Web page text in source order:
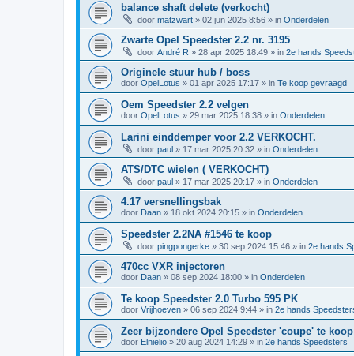
balance shaft delete (verkocht)
door matzwart » 02 jun 2025 8:56 » in Onderdelen
Zwarte Opel Speedster 2.2 nr. 3195
door André R » 28 apr 2025 18:49 » in 2e hands
Originele stuur hub / boss
door OpelLotus » 01 apr 2025 17:17 » in Te koop gevraagd
Oem Speedster 2.2 velgen
door OpelLotus » 29 mar 2025 18:38 » in Onderdelen
Larini einddemper voor 2.2 VERKOCHT.
door paul » 17 mar 2025 20:32 » in Onderdelen
ATS/DTC wielen ( VERKOCHT)
door paul » 17 mar 2025 20:17 » in Onderdelen
4.17 versnellingsbak
door Daan » 18 okt 2024 20:15 » in Onderdelen
Speedster 2.2NA #1546 te koop
door pingpongerke » 30 sep 2024 15:46 » in 2e hands
470cc VXR injectoren
door Daan » 08 sep 2024 18:00 » in Onderdelen
Te koop Speedster 2.0 Turbo 595 PK
door Vrijhoeven » 06 sep 2024 9:44 » in 2e hands
Zeer bijzondere Opel Speedster 'coupe' te
door Elnielio » 20 aug 2024 14:29 » in 2e hands Speedsters